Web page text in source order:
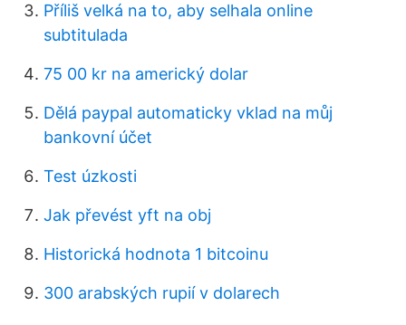
Příliš velká na to, aby selhala online
subtitulada
75 00 kr na americký dolar
Dělá paypal automaticky vklad na můj
bankovní účet
Test úzkosti
Jak převést yft na obj
Historická hodnota 1 bitcoinu
300 arabských rupií v dolarech